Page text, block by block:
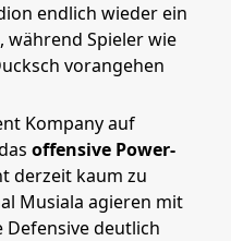
endlich wieder ein
während Spieler wie
vorangehen
Kompany auf
offensive Power-
derzeit kaum zu
Musiala agieren mit
Defensive deutlich